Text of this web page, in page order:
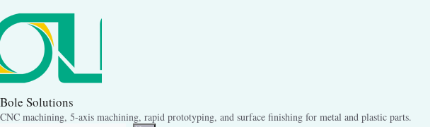
至
內
Bole Solutions
CNC machining, 5-axis machining, rapid prototyping, and surface finishing for metal and plastic parts.